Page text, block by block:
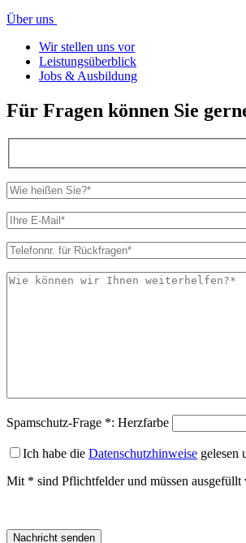
Über uns
Wir stellen uns vor
Leistungsüberblick
Jobs & Ausbildung
Für Fragen können Sie
Spamschutz-Frage *: Herzfarbe
Ich habe die Datenschutzhinweise gelesen
Mit * sind Pflichtfelder und müssen ausgefüllt